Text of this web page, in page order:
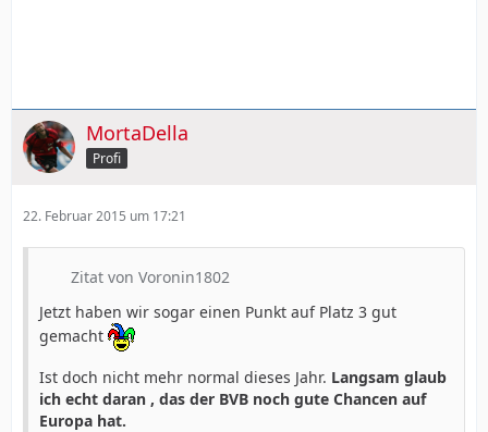
MortaDella
Profi
22. Februar 2015 um 17:21
Zitat von Voronin1802
Jetzt haben wir sogar einen Punkt auf Platz 3 gut
gemacht
Ist doch nicht mehr normal dieses Jahr. Langsam glaub
ich echt daran , das der BVB noch gute Chancen auf
Europa hat.